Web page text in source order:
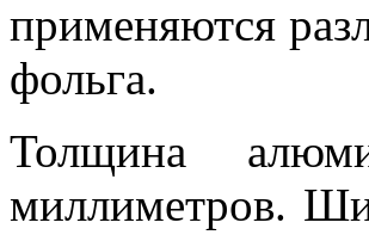
применяются
фольга.
Толщина
миллиметров.